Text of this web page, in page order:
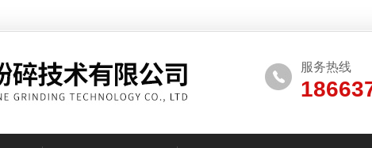
服务热线